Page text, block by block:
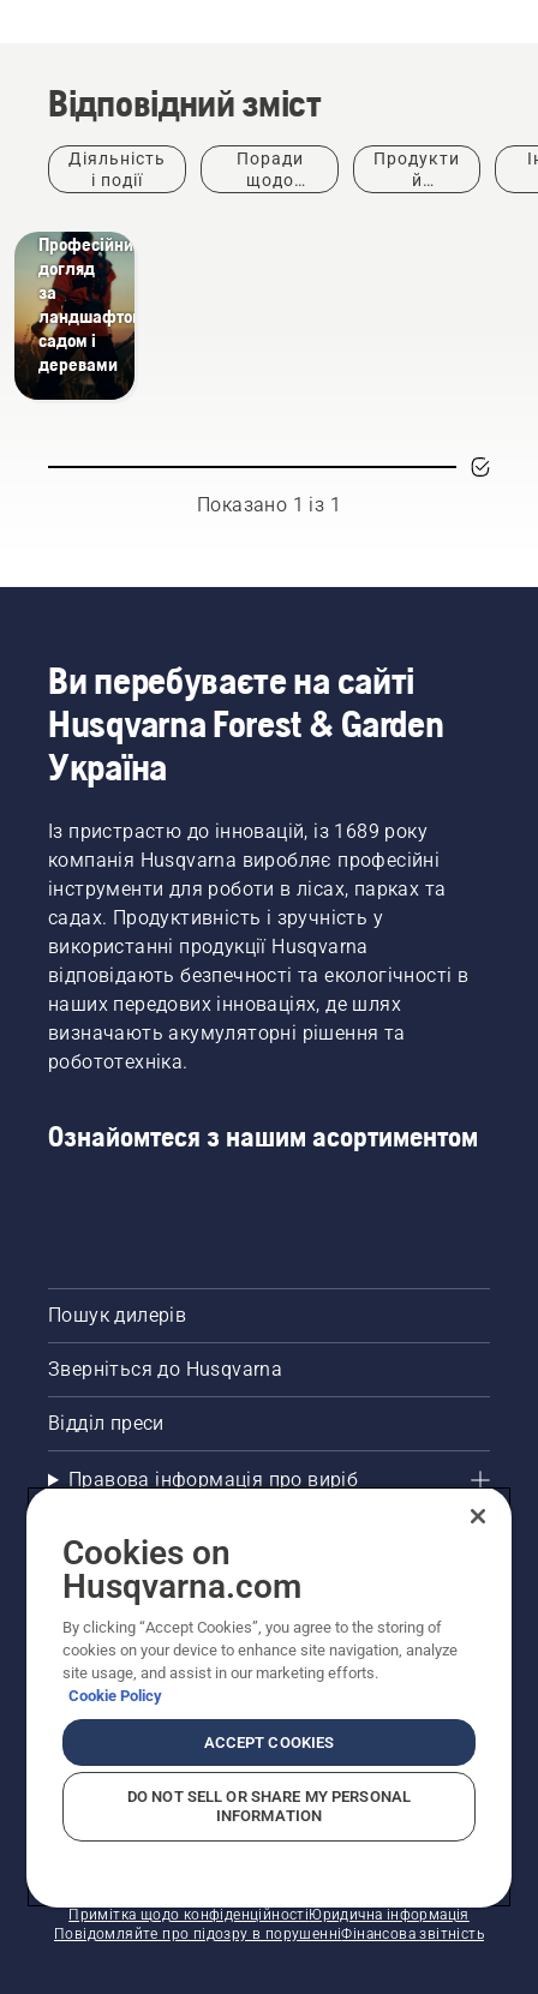
Відповідний зміст
Діяльність
і події
Поради
щодо
Продукти
й
Професійний
догляд
за
ландшафтом,
садом і
деревами
Показано 1 із 1
Ви перебуваєте на сайті
Husqvarna Forest & Garden
Україна
Із пристрастю до інновацій, із 1689 року
компанія Husqvarna виробляє професійні
інструменти для роботи в лісах, парках та
садах. Продуктивність і зручність у
використанні продукції Husqvarna
відповідають безпечності та екологічності в
наших передових інноваціях, де шлях
визначають акумуляторні рішення та
робототехніка.
Ознайомтеся з нашим асортиментом
Пошук дилерів
Зверніться до Husqvarna
Відділ преси
Правова інформація про виріб
Інші сайти Husqvarna
Рекомендовані інтернет-магазини
Примітка щодо конфіденційностіЮридична інформація
Повідомляйте про підозру в порушенніФінансова звітність
Cookies on
Husqvarna.com
By clicking “Accept Cookies”, you agree to the storing of
cookies on your device to enhance site navigation, analyze
site usage, and assist in our marketing efforts.
Cookie Policy
ACCEPT COOKIES
DO NOT SELL OR SHARE MY PERSONAL
INFORMATION